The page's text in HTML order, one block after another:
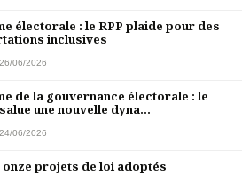
électorale : le RPP plaide pour des
inclusives
26/06/2026
de la gouvernance électorale : le
une nouvelle dyna...
24/06/2026
onze projets de loi adoptés